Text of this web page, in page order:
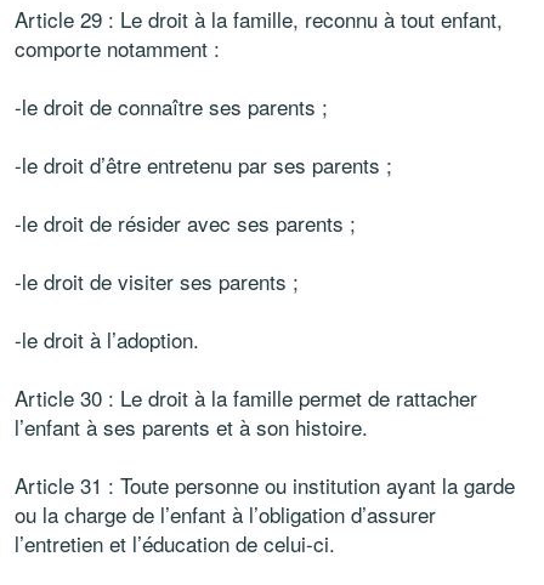
Article 29 : Le droit à la famille, reconnu à tout enfant,
comporte notamment :
-le droit de connaître ses parents ;
-le droit d’être entretenu par ses parents ;
-le droit de résider avec ses parents ;
-le droit de visiter ses parents ;
-le droit à l’adoption.
Article 30 : Le droit à la famille permet de rattacher
l’enfant à ses parents et à son histoire.
Article 31 : Toute personne ou institution ayant la garde
ou la charge de l’enfant à l’obligation d’assurer
l’entretien et l’éducation de celui-ci.